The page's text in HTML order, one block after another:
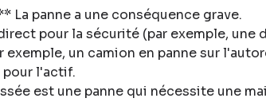
La panne a une conséquence grave.
pour la sécurité (par exemple, une
un camion en panne sur
pour l'actif.
est une panne qui nécessite une